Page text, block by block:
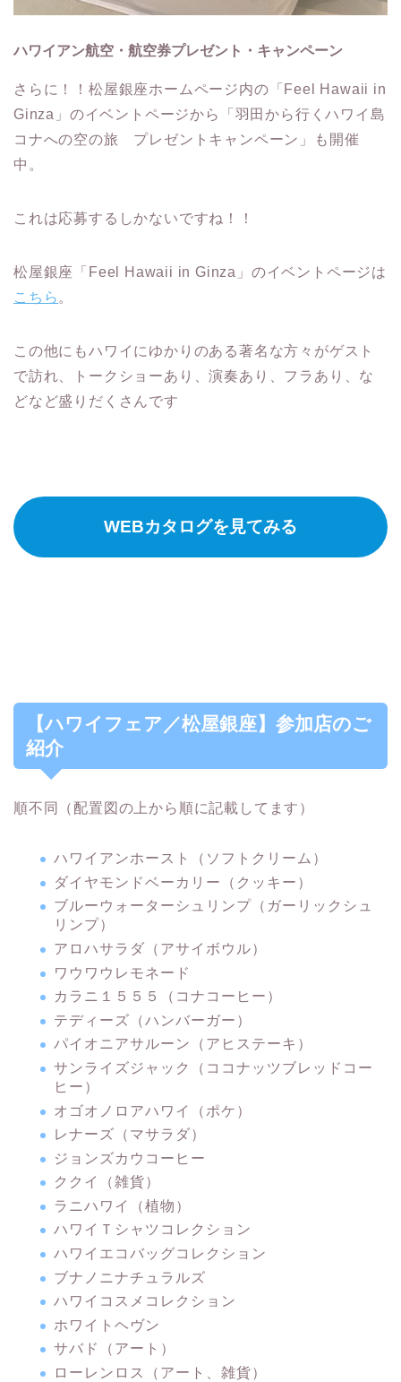
ハワイアン航空・航空券プレゼント・キャンペーン
さらに！！松屋銀座ホームページ内の「Feel Hawaii in
Ginza」のイベントページから「羽田から行くハワイ島
コナへの空の旅 プレゼントキャンペーン」も開催
中。
これは応募するしかないですね！！
松屋銀座「Feel Hawaii in Ginza」のイベントページは
こちら 。
この他にもハワイにゆかりのある著名な方々がゲスト
で訪れ、トークショーあり、演奏あり、フラあり、な
どなど盛りだくさんです
WEBカタログを見てみる
【ハワイフェア／松屋銀座】参加店のご
紹介
順不同（配置図の上から順に記載してます）
ハワイアンホースト（ソフトクリーム）
ダイヤモンドベーカリー（クッキー）
ブルーウォーターシュリンプ（ガーリックシュ
リンプ）
アロハサラダ（アサイボウル）
ワウワウレモネード
カラニ１５５５（コナコーヒー）
テディーズ（ハンバーガー）
パイオニアサルーン（アヒステーキ）
サンライズジャック（ココナッツブレッドコー
ヒー）
オゴオノロアハワイ（ポケ）
レナーズ（マサラダ）
ジョンズカウコーヒー
ククイ（雑貨）
ラニハワイ（植物）
ハワイＴシャツコレクション
ハワイエコバッグコレクション
ブナノニナチュラルズ
ハワイコスメコレクション
ホワイトヘヴン
サバド（アート）
ローレンロス（アート、雑貨）